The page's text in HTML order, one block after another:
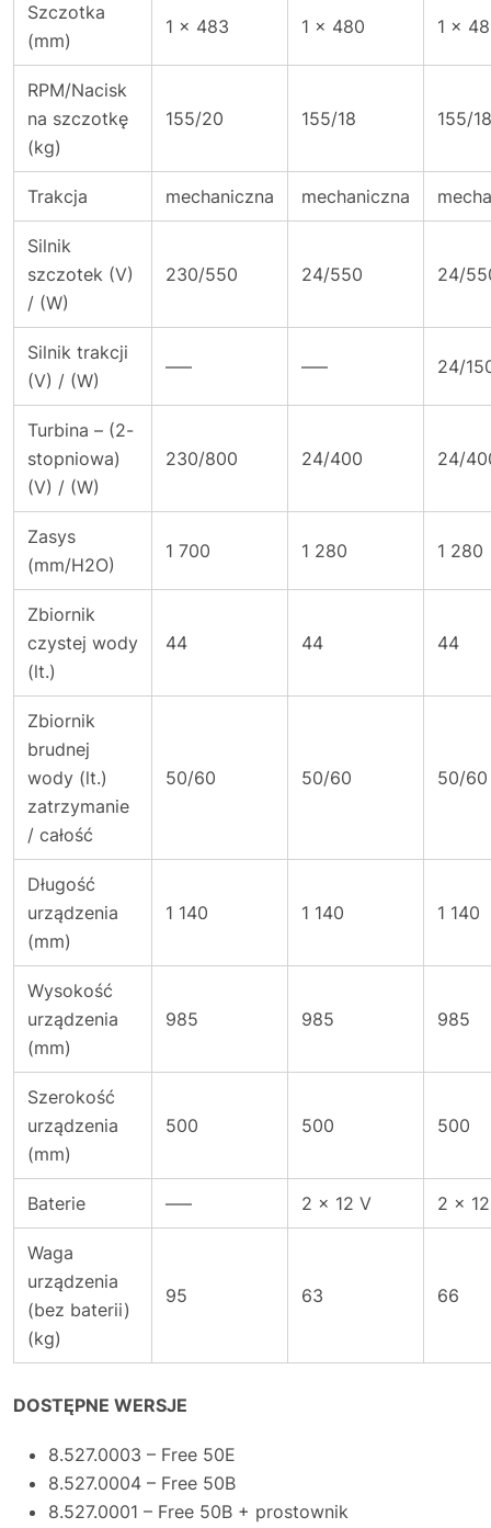
Szczotka
(mm)
1 x 483 1 x 480 1 x
RPM/Nacisk
na szczotkę
(kg)
155/20 155/18 155/18
Trakcja mechaniczna mechaniczna
Silnik
szczotek (V)
/ (W)
230/550 24/550 24/
Silnik trakcji
(V) / (W)
—– —– 24/
Turbina – (2-
stopniowa)
(V) / (W)
230/800 24/400 24/
Zasys
(mm/H2O)
1 700 1 280 1 280
Zbiornik
czystej wody
(lt.)
44 44 44
Zbiornik
brudnej
wody (lt.)
zatrzymanie
/ całość
50/60 50/60 50/60
Długość
urządzenia
(mm)
1 140 1 140 1 140
Wysokość
urządzenia
(mm)
985 985 985
Szerokość
urządzenia
(mm)
500 500 500
Baterie —– 2 x 12 V 2 x
Waga
urządzenia
(bez baterii)
(kg)
95 63 66
DOSTĘPNE WERSJE
8.527.0003 – Free 50E
8.527.0004 – Free 50B
8.527.0001 – Free 50B + prostownik